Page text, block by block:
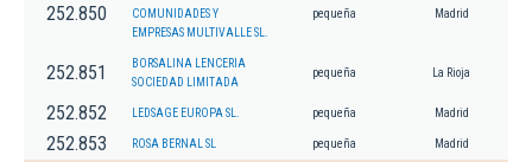
252.850
COMUNIDADES Y
EMPRESAS MULTIVALLE SL.
pequeña Madrid
252.851
BORSALINA LENCERIA
SOCIEDAD LIMITADA
pequeña La Rioja
252.852 LEDSAGE EUROPA SL. pequeña Madrid
252.853 ROSA BERNAL SL pequeña Madrid